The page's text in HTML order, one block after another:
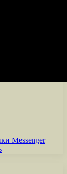
Messenger